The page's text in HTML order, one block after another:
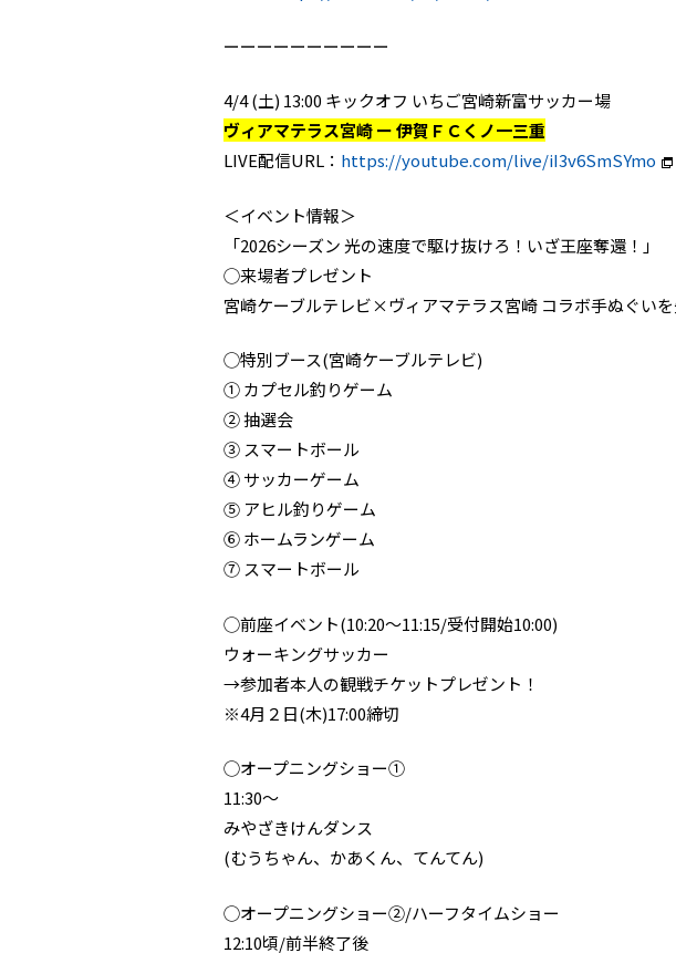
ーーーーーーーーーー
4/4 (土) 13:00 キックオフ いちご宮崎新富サッカー場
ヴィアマテラス宮崎 ー 伊賀ＦＣくノ一三重
LIVE配信URL： https://youtube.com/live/iI3v6SmSYmo
＜イベント情報＞
「2026シーズン 光の速度で駆け抜けろ！いざ王座奪還！」
◯来場者プレゼント
宮崎ケーブルテレビ×ヴィアマテラス宮崎 コラボ手ぬぐい
◯特別ブース(宮崎ケーブルテレビ)
① カプセル釣りゲーム
② 抽選会
③ スマートボール
④ サッカーゲーム
⑤ アヒル釣りゲーム
⑥ ホームランゲーム
⑦ スマートボール
◯前座イベント(10:20～11:15/受付開始10:00)
ウォーキングサッカー
→参加者本人の観戦チケットプレゼント！
※4月２日(木)17:00締切
◯オープニングショー①
11:30～
みやざきけんダンス
(むうちゃん、かあくん、てんてん)
◯オープニングショー②/ハーフタイムショー
12:10頃/前半終了後